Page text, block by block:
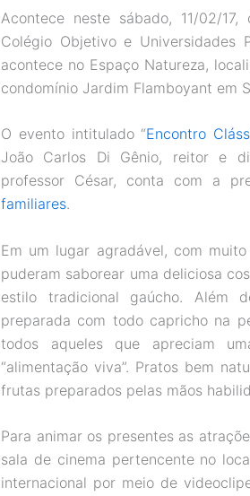
Acontece neste sábado, 11/02/
Colégio Objetivo e Universidades
acontece no Espaço Natureza,
condomínio Jardim Flamboyant em
O evento intitulado “Encontro
João Carlos Di Gênio, reitor e
professor César, conta com a
familiares.
Em um lugar agradável, com
puderam saborear uma deliciosa
estilo tradicional gaúcho. Além
preparada com todo capricho na
todos aqueles que apreciam
“alimentação viva”. Pratos bem
frutas preparados pelas mãos
Para animar os presentes as
sala de cinema pertencente no
internacional por meio de